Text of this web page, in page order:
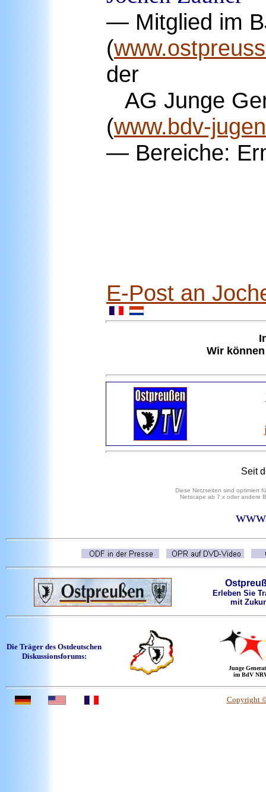
— Mitglied im
(
der
AG Junge
(www.bdv-
— Bereiche:
E-Post an
Wir
Seit
Diese Netzseiten sind optimiert
Netscape ab 7.x oder andere
Erleben Sie
mit
Die Träger des Ostdeutschen
Diskussionsforums:
Junge
im BdV
Copyright